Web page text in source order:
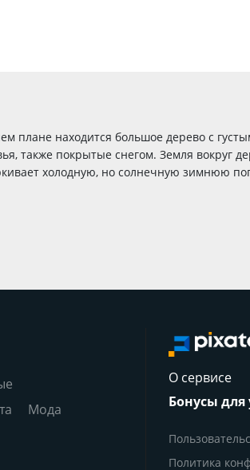
плане находится большое дерево с
также покрытые снегом. Земля вокруг
холодную, но солнечную зимнюю
Мода
О сервисе
Бонусы для
Политика